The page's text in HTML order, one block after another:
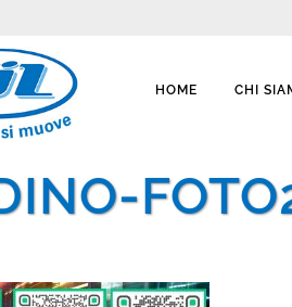
HOME CHI
CONTATTI